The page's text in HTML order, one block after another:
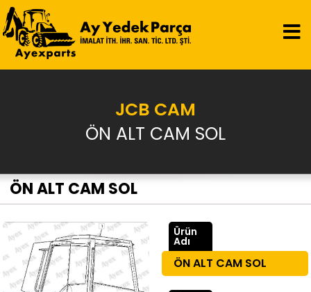
JCB CAM
ÖN ALT CAM SOL
ÖN ALT CAM SOL
Ürün
Adı
ÖN ALT CAM SOL